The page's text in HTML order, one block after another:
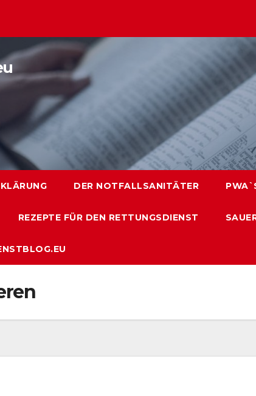
DER NOTFALLSANITÄTER
REZEPTE FÜR DEN RETTUNGSDIENST